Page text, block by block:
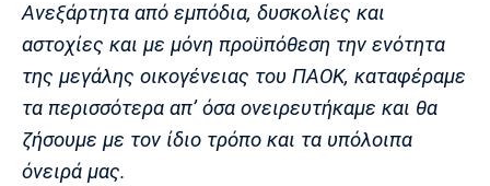
Σίτι
Ίντερ Μπάγερν
Ανεξάρτητα από εμπόδια, δυσκολίες και
αστοχίες και με μόνη προϋπόθεση την ενότητα
της μεγάλης οικογένειας του ΠΑΟΚ, καταφέραμε
τα περισσότερα απ’ όσα ονειρευτήκαμε και θα
ζήσουμε με τον ίδιο τρόπο και τα υπόλοιπα
όνειρά μας.